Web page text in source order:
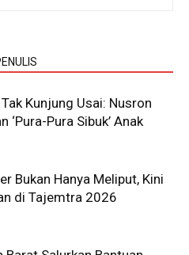
Kunjung Usai: Nusron
‘Pura-Pura Sibuk’ Anak
Bukan Hanya Meliput, Kini
di Tajemtra 2026